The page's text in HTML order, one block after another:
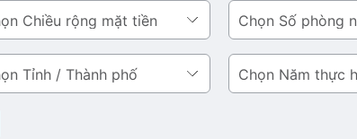
Số
phòng
ngủ
Năm
thực